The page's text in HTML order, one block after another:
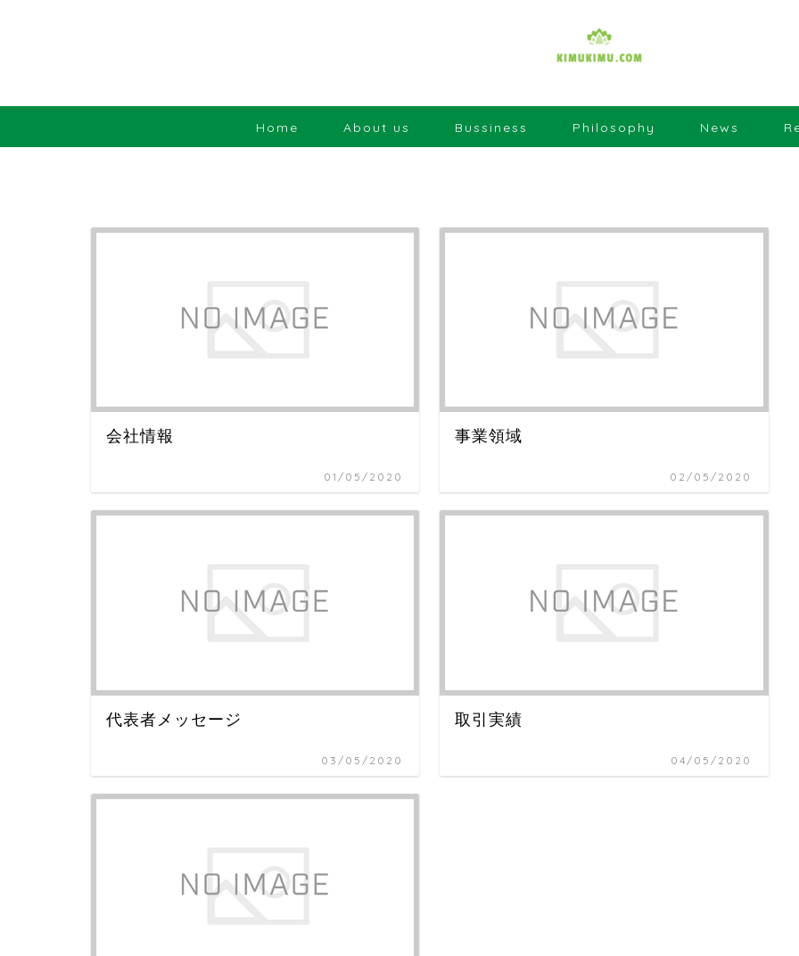
Home About us Bussiness Philosophy News
会社情報
01/05/2020
事業領域
02/05/2020
代表者メッセージ
03/05/2020
取引実績
04/05/2020